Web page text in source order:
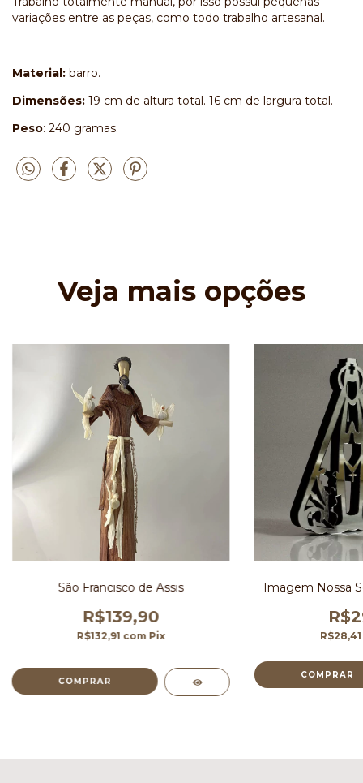
variações entre as peças, como todo trabalho artesanal.
Material: barro.
Dimensões: 19 cm de altura total. 16 cm de largura total.
Peso: 240 gramas.
Veja mais opções
São Francisco de Assis
R$139,90
R$132,91 com Pix
Imagem Nossa
R$28,41
COMPRAR